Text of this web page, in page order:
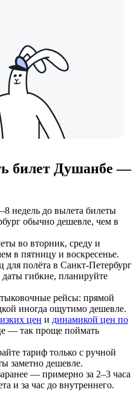
билет Душанбе —
недель до вылета билеты
обычно дешевле, чем в
во вторник, среду и
в пятницу и воскресенье.
полёта в Санкт-Петербург
гибкие, планируйте
рейсы: прямой
иногда ощутимо дешевле.
цен и динамикой цен по
— так проще поймать
тариф только с ручной
заметно дешевле.
— примерно за 2–3 часа
и за час до внутреннего.